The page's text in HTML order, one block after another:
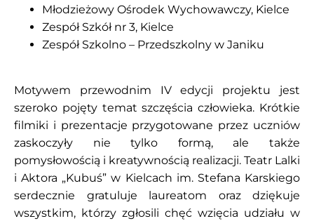
Młodzieżowy Ośrodek Wychowawczy, Kielce
Zespół Szkół nr 3, Kielce
Zespół Szkolno – Przedszkolny w Janiku
Motywem przewodnim IV edycji projektu jest
szeroko pojęty temat szczęścia człowieka. Krótkie
filmiki i prezentacje przygotowane przez uczniów
zaskoczyły nie tylko formą, ale także
pomysłowością i kreatywnością realizacji. Teatr Lalki
i Aktora „Kubuś” w Kielcach im. Stefana Karskiego
serdecznie gratuluje laureatom oraz dziękuje
wszystkim, którzy zgłosili chęć wzięcia udziału w